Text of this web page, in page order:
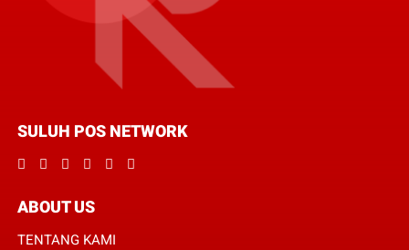
SULUH POS NETWORK
ABOUT US
TENTANG KAMI